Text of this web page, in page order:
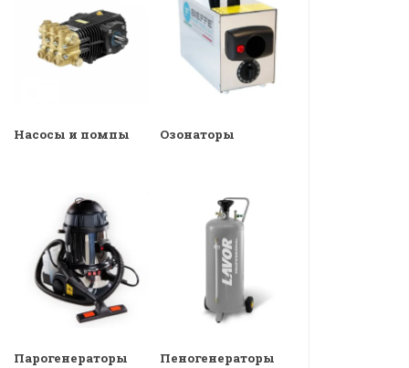
Насосы и помпы Озонаторы
Парогенераторы Пеногенераторы